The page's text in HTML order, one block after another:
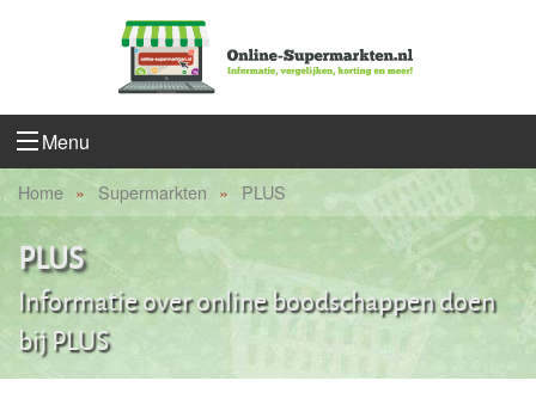
Menu
Home Supermarkten PLUS
PLUS
Informatie over online boodschappen doen
bij PLUS